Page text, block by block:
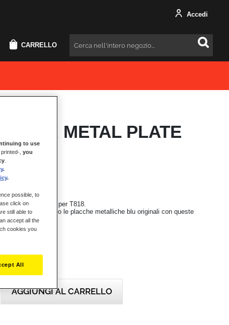
Accedi
CARRELLO Cercare
BLACK METAL PLATE
metalliche NERE
per T818.
T818 sostituendo le placche metalliche blu originali con queste
nere.
T818.
AGGIUNGI AL CARRELLO
to use
, you
.
.
possible, to
click on
still able to
accept all the
cookies you
All